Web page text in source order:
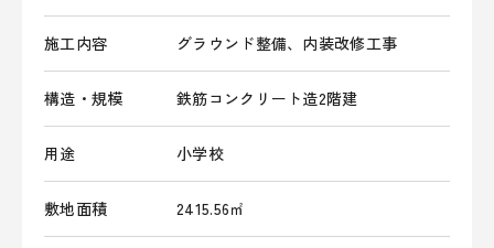
施工内容 グラウンド整備、内装改修工事
構造・規模 鉄筋コンクリート造2階建
用途 小学校
敷地面積 2415.56㎡